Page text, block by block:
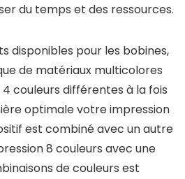
du temps et des ressources.
disponibles pour les bobines,
de matériaux multicolores
4 couleurs différentes à la fois
optimale votre impression
est combiné avec un autre
8 couleurs avec une
de couleurs est